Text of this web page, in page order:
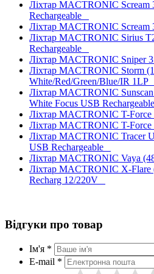
Ліхтар MACTRONIC Scream
Rechargeable
Ліхтар MACTRONIC
Ліхтар MACTRONIC Sirius
Rechargeable
Ліхтар MACTRONIC Sniper
Ліхтар MACTRONIC Storm
White/Red/Green/Blue/IR 1LP
Ліхтар MACTRONIC
White Focus USB
Ліхтар MACTRONIC T-
Ліхтар MACTRONIC T-
Ліхтар MACTRONIC Tracer
USB Rechargeable
Ліхтар MACTRONIC Vaya
Ліхтар MACTRONIC X-Flare
Recharg 12/220V
Відгуки про товар
Ім'я *
E-mail *